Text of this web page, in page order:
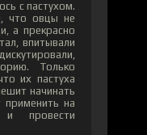
с пастухом.
что овцы не
а прекрасно
впитывали
Только
их пастуха
начинать
на
провести